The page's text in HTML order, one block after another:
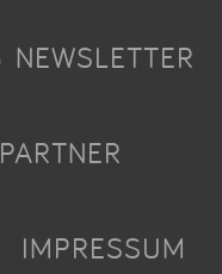
NEWSLETTER
PARTNER
IMPRESSUM